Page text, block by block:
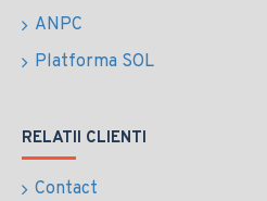
ANPC
Platforma SOL
RELATII CLIENTI
Contact